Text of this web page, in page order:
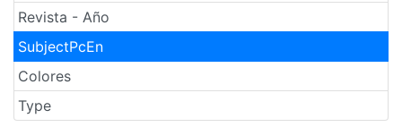
Revista - Año
SubjectPcEn
Colores
Type